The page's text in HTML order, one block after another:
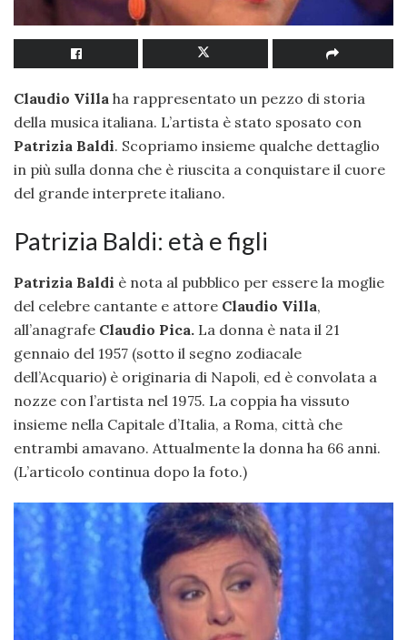
Claudio Villa ha rappresentato un pezzo di storia
della musica italiana. L’artista è stato sposato con
Patrizia Baldi. Scopriamo insieme qualche dettaglio
in più sulla donna che è riuscita a conquistare il cuore
del grande interprete italiano.
Patrizia Baldi: età e figli
Patrizia Baldi è nota al pubblico per essere la moglie
del celebre cantante e attore Claudio Villa,
all’anagrafe Claudio Pica. La donna è nata il 21
gennaio del 1957 (sotto il segno zodiacale
dell’Acquario) è originaria di Napoli, ed è convolata a
nozze con l’artista nel 1975. La coppia ha vissuto
insieme nella Capitale d’Italia, a Roma, città che
entrambi amavano. Attualmente la donna ha 66 anni.
(L’articolo continua dopo la foto.)